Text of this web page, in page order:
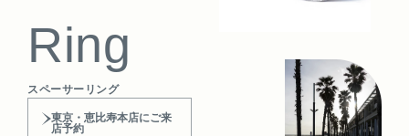
Ring
スペーサーリング
東京・恵比寿本店にご来
店予約